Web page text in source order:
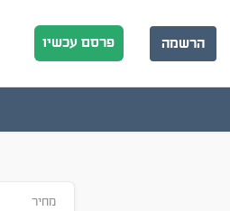
הרשמה פרסם עכשיו
מחיר